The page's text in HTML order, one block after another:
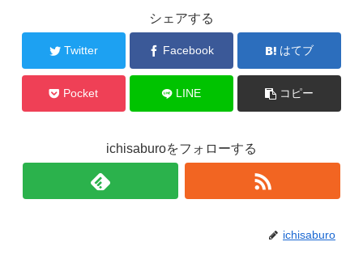
シェアする
Twitter Facebook はてブ
Pocket LINE コピー
ichisaburoをフォローする
ichisaburo